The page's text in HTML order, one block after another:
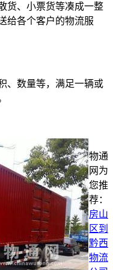
货、小票货等凑成一整
给各个客户的物流服
、数量等，满足一辆或
物通
网为
您推
荐：
房山
区到
黔西
物流